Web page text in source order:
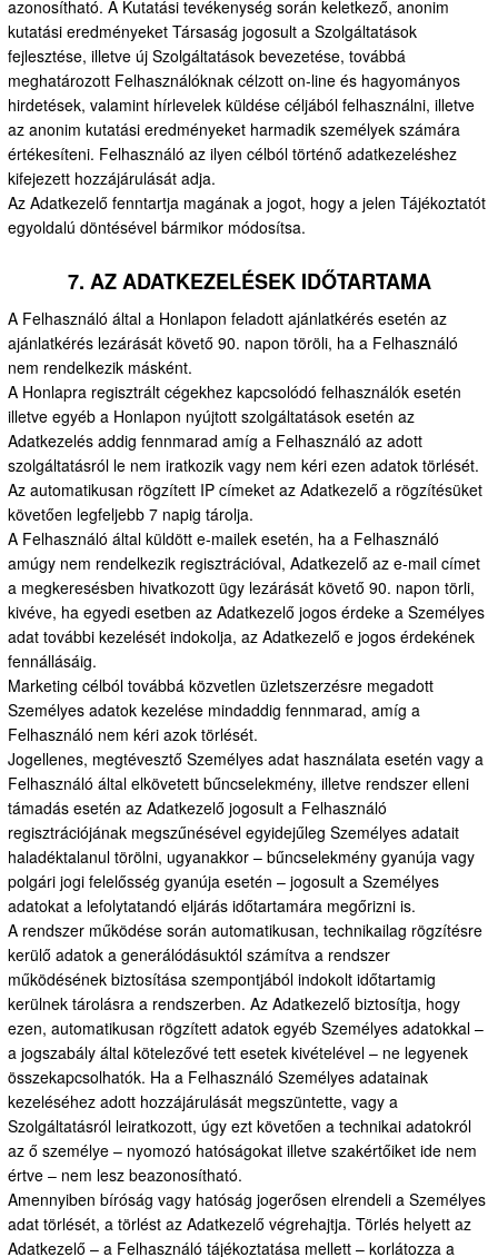
azonosítható. A Kutatási tevékenység során keletkező, anonim
kutatási eredményeket Társaság jogosult a Szolgáltatások
fejlesztése, illetve új Szolgáltatások bevezetése, továbbá
meghatározott Felhasználóknak célzott on-line és hagyományos
hirdetések, valamint hírlevelek küldése céljából felhasználni, illetve
az anonim kutatási eredményeket harmadik személyek számára
értékesíteni. Felhasználó az ilyen célból történő adatkezeléshez
kifejezett hozzájárulását adja.
Az Adatkezelő fenntartja magának a jogot, hogy a jelen Tájékoztatót
egyoldalú döntésével bármikor módosítsa.
7. AZ ADATKEZELÉSEK IDŐTARTAMA
A Felhasználó által a Honlapon feladott ajánlatkérés esetén az
ajánlatkérés lezárását követő 90. napon töröli, ha a Felhasználó
nem rendelkezik másként.
A Honlapra regisztrált cégekhez kapcsolódó felhasználók esetén
illetve egyéb a Honlapon nyújtott szolgáltatások esetén az
Adatkezelés addig fennmarad amíg a Felhasználó az adott
szolgáltatásról le nem iratkozik vagy nem kéri ezen adatok törlését.
Az automatikusan rögzített IP címeket az Adatkezelő a rögzítésüket
követően legfeljebb 7 napig tárolja.
A Felhasználó által küldött e-mailek esetén, ha a Felhasználó
amúgy nem rendelkezik regisztrációval, Adatkezelő az e-mail címet
a megkeresésben hivatkozott ügy lezárását követő 90. napon törli,
kivéve, ha egyedi esetben az Adatkezelő jogos érdeke a Személyes
adat további kezelését indokolja, az Adatkezelő e jogos érdekének
fennállásáig.
Marketing célból továbbá közvetlen üzletszerzésre megadott
Személyes adatok kezelése mindaddig fennmarad, amíg a
Felhasználó nem kéri azok törlését.
Jogellenes, megtévesztő Személyes adat használata esetén vagy a
Felhasználó által elkövetett bűncselekmény, illetve rendszer elleni
támadás esetén az Adatkezelő jogosult a Felhasználó
regisztrációjának megszűnésével egyidejűleg Személyes adatait
haladéktalanul törölni, ugyanakkor – bűncselekmény gyanúja vagy
polgári jogi felelősség gyanúja esetén – jogosult a Személyes
adatokat a lefolytatandó eljárás időtartamára megőrizni is.
A rendszer működése során automatikusan, technikailag rögzítésre
kerülő adatok a generálódásuktól számítva a rendszer
működésének biztosítása szempontjából indokolt időtartamig
kerülnek tárolásra a rendszerben. Az Adatkezelő biztosítja, hogy
ezen, automatikusan rögzített adatok egyéb Személyes adatokkal –
a jogszabály által kötelezővé tett esetek kivételével – ne legyenek
összekapcsolhatók. Ha a Felhasználó Személyes adatainak
kezeléséhez adott hozzájárulását megszüntette, vagy a
Szolgáltatásról leiratkozott, úgy ezt követően a technikai adatokról
az ő személye – nyomozó hatóságokat illetve szakértőiket ide nem
értve – nem lesz beazonosítható.
Amennyiben bíróság vagy hatóság jogerősen elrendeli a Személyes
adat törlését, a törlést az Adatkezelő végrehajtja. Törlés helyett az
Adatkezelő – a Felhasználó tájékoztatása mellett – korlátozza a